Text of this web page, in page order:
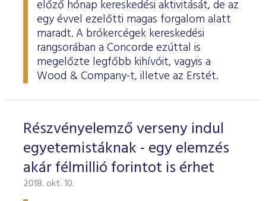
előző hónap kereskedési aktivitását, de az
egy évvel ezelőtti magas forgalom alatt
maradt. A brókercégek kereskedési
rangsorában a Concorde ezúttal is
megelőzte legfőbb kihívóit, vagyis a
Wood & Company-t, illetve az Erstét.
Részvényelemző verseny indul
egyetemistáknak - egy elemzés
akár félmillió forintot is érhet
2018. okt. 10.